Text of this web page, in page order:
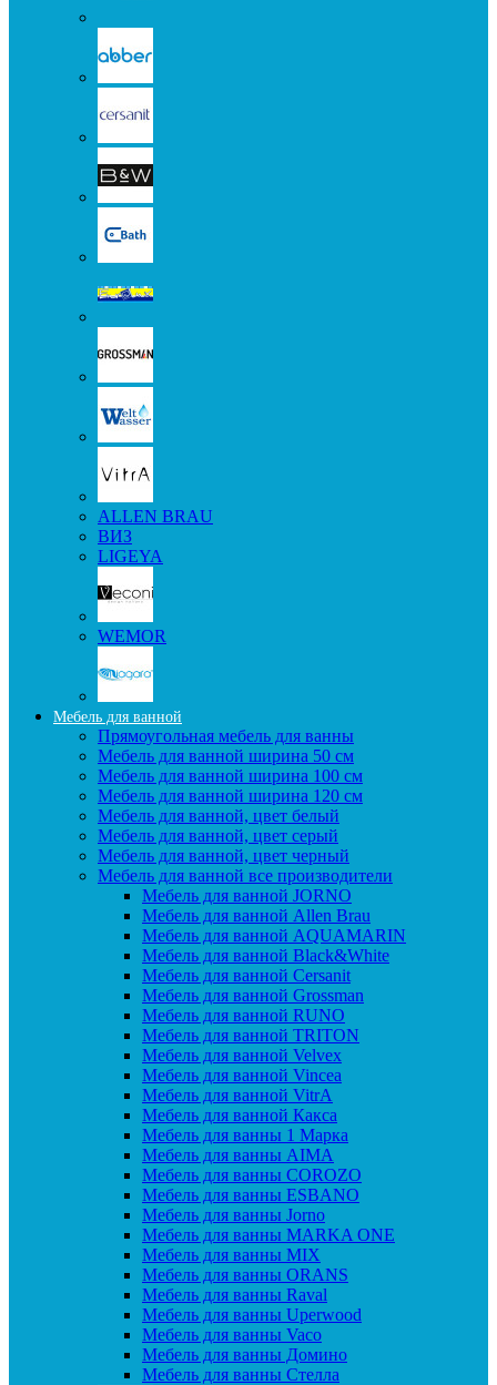
ALLEN BRAU
ВИЗ
LIGEYA
WEMOR
Мебель для ванной
Прямоугольная мебель для ванны
Мебель для ванной ширина 50 см
Мебель для ванной ширина 100 см
Мебель для ванной ширина 120 см
Мебель для ванной, цвет белый
Мебель для ванной, цвет серый
Мебель для ванной, цвет черный
Мебель для ванной все производители
Мебель для ванной JORNO
Мебель для ванной Allen Brau
Мебель для ванной AQUAMARIN
Мебель для ванной Black&White
Мебель для ванной Cersanit
Мебель для ванной Grossman
Мебель для ванной RUNO
Мебель для ванной TRITON
Мебель для ванной Velvex
Мебель для ванной Vincea
Мебель для ванной VitrA
Мебель для ванной Какса
Мебель для ванны 1 Марка
Мебель для ванны AIMA
Мебель для ванны COROZO
Мебель для ванны ESBANO
Мебель для ванны Jorno
Мебель для ванны MARKA ONE
Мебель для ванны MIX
Мебель для ванны ORANS
Мебель для ванны Raval
Мебель для ванны Uperwood
Мебель для ванны Vaco
Мебель для ванны Домино
Мебель для ванны Стелла